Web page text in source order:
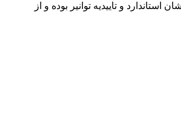
و تاییدیه توانیر بوده و از